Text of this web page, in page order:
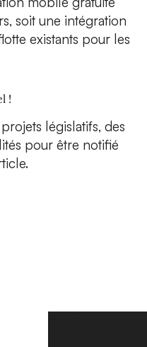
soit une intégration
existants pour les
!
législatifs, des
pour être notifié